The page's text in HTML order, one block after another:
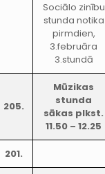
Sociālo zinību
stunda notika
pirmdien,
3.februāra
3.stundā
205.
Mūzikas
stunda
sākas plkst.
11.50 – 12.25
201.